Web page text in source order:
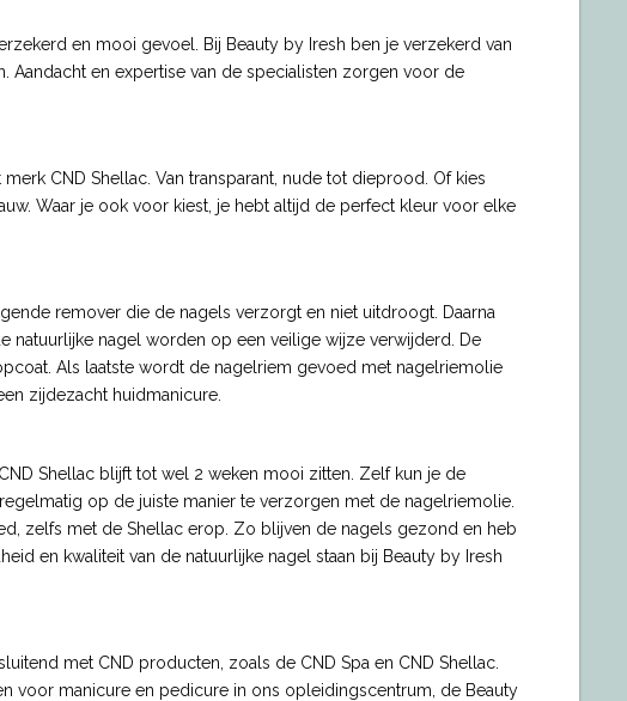
en mooi gevoel. Bij Beauty by Iresh ben je verzekerd van
Aandacht en expertise van de specialisten zorgen voor de
CND Shellac. Van transparant, nude tot dieprood. Of kies
Waar je ook voor kiest, je hebt altijd de perfect kleur voor elke
remover die de nagels verzorgt en niet uitdroogt. Daarna
nagel worden op een veilige wijze verwijderd. De
Als laatste wordt de nagelriem gevoed met nagelriemolie
zijdezacht huidmanicure.
Shellac blijft tot wel 2 weken mooi zitten. Zelf kun je de
op de juiste manier te verzorgen met de nagelriemolie.
zelfs met de Shellac erop. Zo blijven de nagels gezond en heb
en kwaliteit van de natuurlijke nagel staan bij Beauty by Iresh
met CND producten, zoals de CND Spa en CND Shellac.
voor manicure en pedicure in ons opleidingscentrum, de Beauty